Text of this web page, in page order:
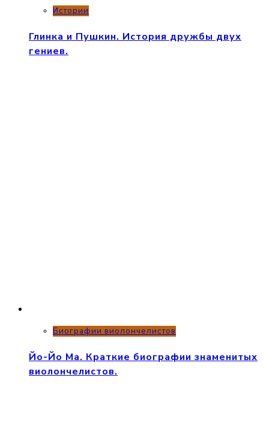
Истории
Глинка и Пушкин. История дружбы двух
гениев.
Биографии виолончелистов
Йо-Йо Ма. Краткие биографии знаменитых
виолончелистов.